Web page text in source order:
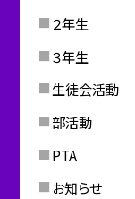
２年生
３年生
生徒会活動
部活動
PTA
お知らせ